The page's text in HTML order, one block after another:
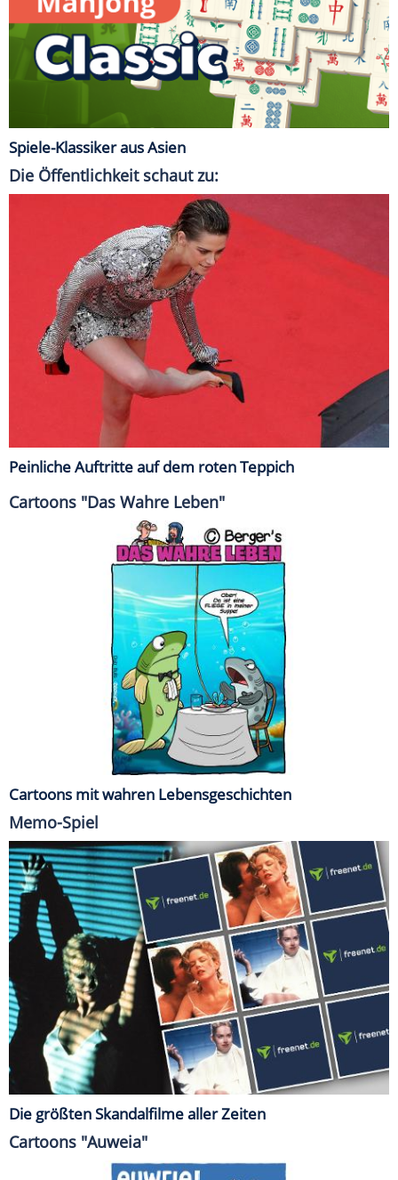
Spiele-Klassiker aus Asien
Die Öffentlichkeit schaut zu:
Peinliche Auftritte auf dem roten Teppich
Cartoons "Das Wahre Leben"
Cartoons mit wahren Lebensgeschichten
Memo-Spiel
Die größten Skandalfilme aller Zeiten
Cartoons "Auweia"